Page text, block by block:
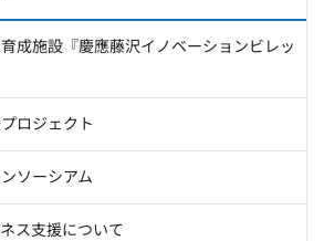
成施設『慶應藤沢イノベーションビレッ
ロジェクト
ソーシアム
ス支援について